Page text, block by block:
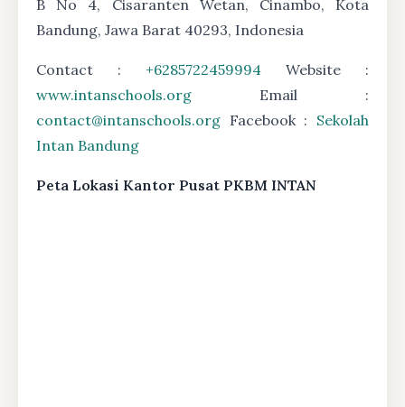
B No 4, Cisaranten Wetan, Cinambo, Kota
Bandung, Jawa Barat 40293, Indonesia
Contact : +6285722459994 Website :
www.intanschools.org Email :
contact@intanschools.org Facebook : Sekolah
Intan Bandung
Peta Lokasi Kantor Pusat PKBM INTAN